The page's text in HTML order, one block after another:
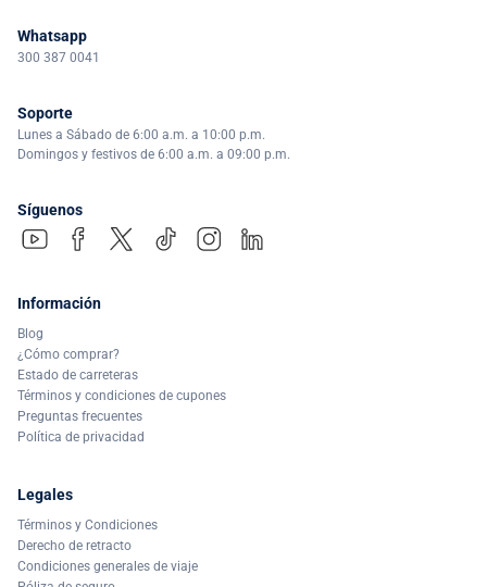
Whatsapp
300 387 0041
Soporte
Lunes a Sábado de 6:00 a.m. a 10:00 p.m.
Domingos y festivos de 6:00 a.m. a 09:00 p.m.
Síguenos
Información
Blog
¿Cómo comprar?
Estado de carreteras
Términos y condiciones de cupones
Preguntas frecuentes
Política de privacidad
Legales
Términos y Condiciones
Derecho de retracto
Condiciones generales de viaje